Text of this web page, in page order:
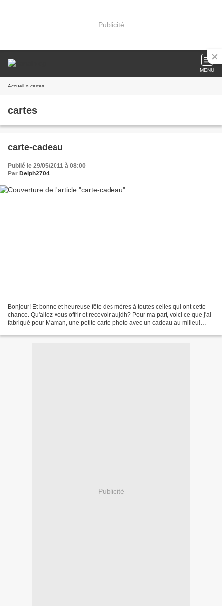
Publicité
MENU
Accueil » cartes
cartes
carte-cadeau
Publié le 29/05/2011 à 08:00
Par Delph2704
Bonjour! Et bonne et heureuse fête des mères à toutes celles qui ont cette
chance. Qu'allez-vous offrir et recevoir aujdh? Pour ma part, voici ce que j'ai
fabriqué pour Maman, une petite carte-photo avec un cadeau au milieu!
Publicité